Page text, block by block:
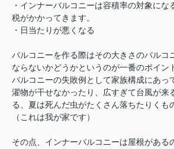
・インナーバルコニーは容積率の対象にな
税がかかってきます。
・日当たりが悪くなる
バルコニーを作る際はその大きさのバルコ
ならないかどうかというのが一番のポイン
バルコニーの失敗例として家族構成にあっ
濯物が干せなかったり、広すぎて台風が来
る、夏は死んだ虫がたくさん落ちたりくも
（これは我が家です）
その点、インナーバルコニーは屋根がある